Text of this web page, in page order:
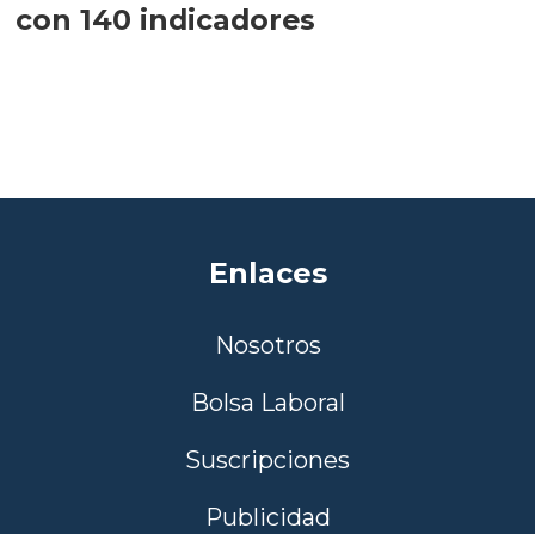
con 140 indicadores
Enlaces
Nosotros
Bolsa Laboral
Suscripciones
Publicidad